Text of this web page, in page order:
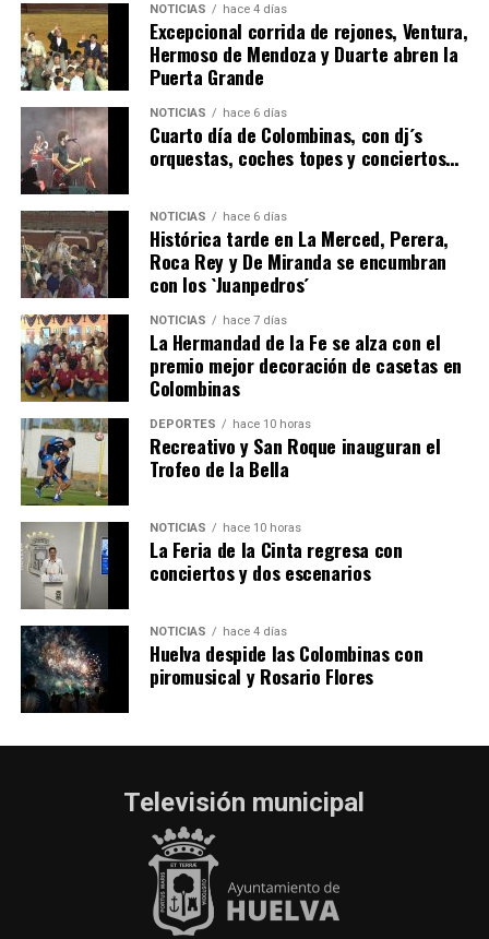
6º DÍA DE LAS FIESTAS COLOMBINAS 2026
hace 4 días Huelvatv
QUINTA CORRIDA DE LAS FIESTAS COLOMBINAS
2026
hace 4 días· Huelvatv
NOTICIAS hace 4 días
Excepcional corrida de rejones, Ventura,
Hermoso de Mendoza y Duarte abren la
Puerta Grande
NOTICIAS hace 6 días
Cuarto día de Colombinas, con dj´s
orquestas, coches topes y conciertos…
NOTICIAS hace 6 días
Histórica tarde en La Merced, Perera,
Roca Rey y De Miranda se encumbran
con los `Juanpedros´
NOTICIAS hace 7 días
La Hermandad de la Fe se alza con el
premio mejor decoración de casetas en
Colombinas
DEPORTES hace 10 horas
Recreativo y San Roque inauguran el
Trofeo de la Bella
NOTICIAS hace 10 horas
La Feria de la Cinta regresa con
conciertos y dos escenarios
NOTICIAS hace 4 días
Huelva despide las Colombinas con
piromusical y Rosario Flores
Televisión municipal